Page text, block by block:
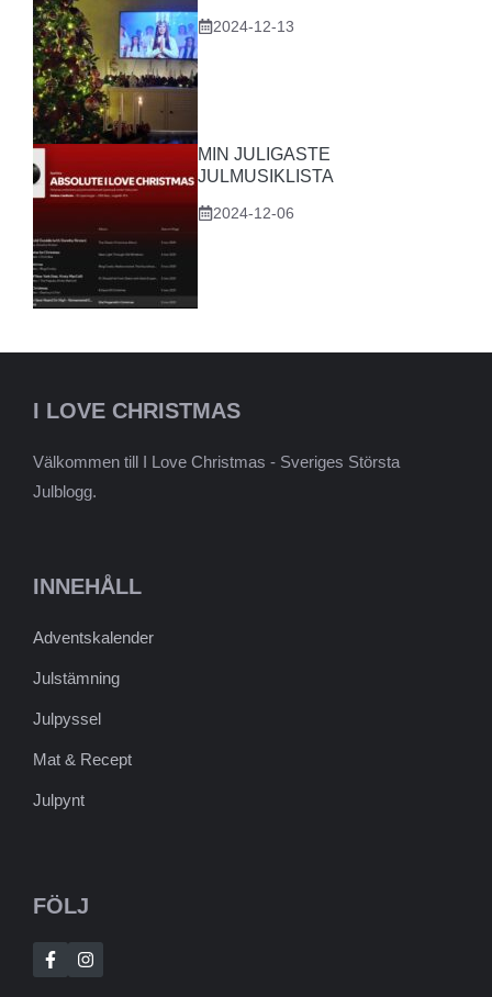
2024-12-13
MIN JULIGASTE
JULMUSIKLISTA
2024-12-06
I LOVE CHRISTMAS
Välkommen till I Love Christmas - Sveriges Största
Julblogg.
INNEHÅLL
Adventskalender
Julstämning
Julpyssel
Mat & Recept
Julpynt
FÖLJ